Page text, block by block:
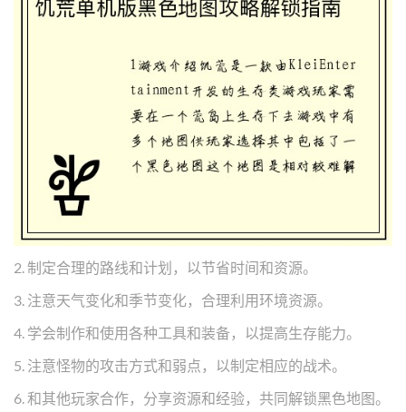
2. 制定合理的路线和计划，以节省时间和资源。
3. 注意天气变化和季节变化，合理利用环境资源。
4. 学会制作和使用各种工具和装备，以提高生存能力。
5. 注意怪物的攻击方式和弱点，以制定相应的战术。
6. 和其他玩家合作，分享资源和经验，共同解锁黑色地图。